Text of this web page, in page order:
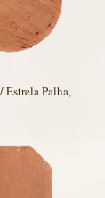
Estrela Palha,